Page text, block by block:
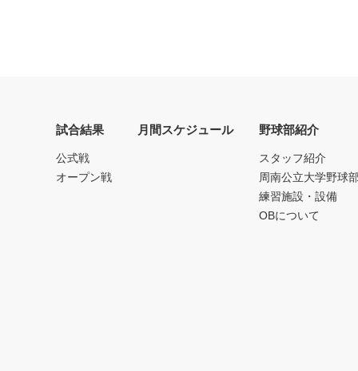
試合結果
公式戦
オープン戦
月間スケジュール 野球部紹介
スタッフ紹介
周南公立大学野球
練習施設・設備
OBについて